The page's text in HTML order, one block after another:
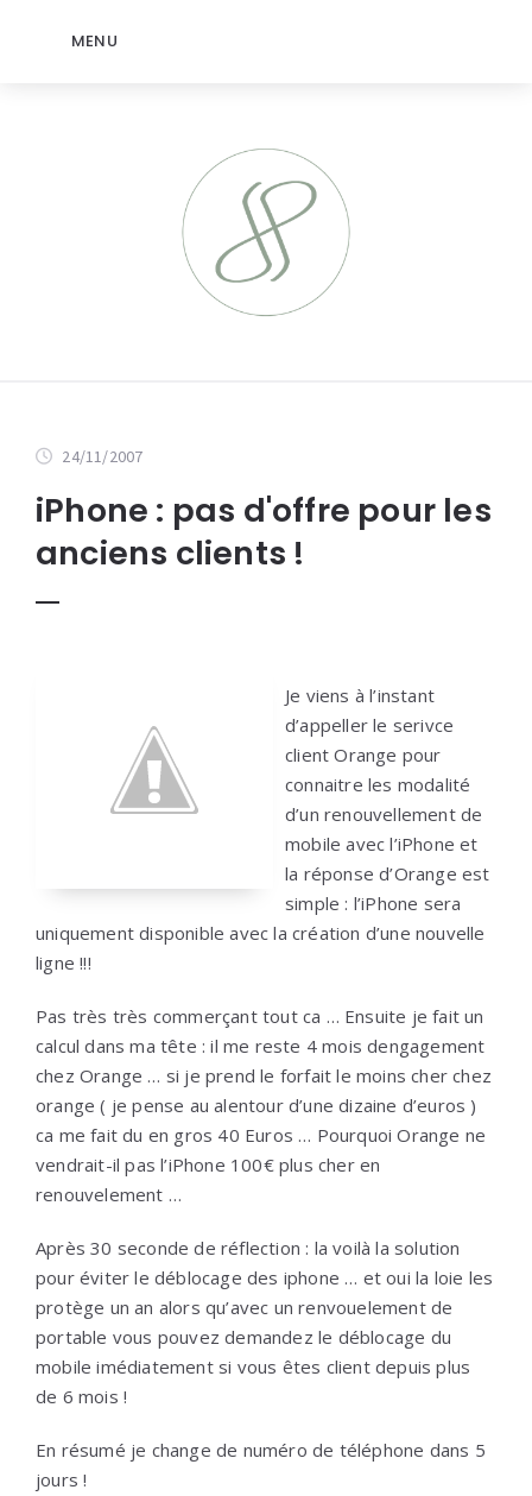
MENU
24/11/2007
iPhone : pas d'offre pour les
anciens clients !
Je viens à l’instant
d’appeller le serivce
client Orange pour
connaitre les modalité
d’un renouvellement de
mobile avec l’iPhone et
la réponse d’Orange est
simple : l’iPhone sera
uniquement disponible avec la création d’une nouvelle
ligne !!!
Pas très très commerçant tout ca … Ensuite je fait un
calcul dans ma tête : il me reste 4 mois dengagement
chez Orange … si je prend le forfait le moins cher chez
orange ( je pense au alentour d’une dizaine d’euros )
ca me fait du en gros 40 Euros … Pourquoi Orange ne
vendrait-il pas l’iPhone 100€ plus cher en
renouvelement …
Après 30 seconde de réflection : la voilà la solution
pour éviter le déblocage des iphone … et oui la loie les
protège un an alors qu’avec un renvouelement de
portable vous pouvez demandez le déblocage du
mobile imédiatement si vous êtes client depuis plus
de 6 mois !
En résumé je change de numéro de téléphone dans 5
jours !